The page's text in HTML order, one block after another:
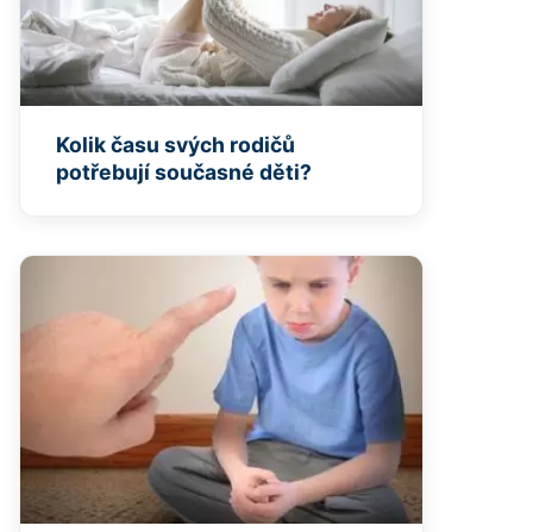
Kolik času svých rodičů
potřebují současné děti?